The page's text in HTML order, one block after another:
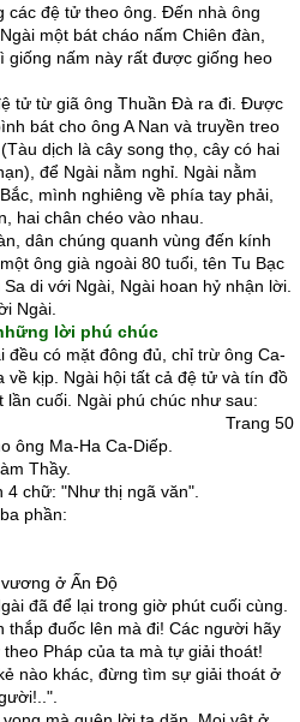
các đệ tử theo ông. Ðến nhà ông
một bát cháo nấm Chiên đàn,
nấm này rất được giống heo
tử từ giã ông Thuần Ðà ra đi. Ðược
bát cho ông A Nan và truyền treo
dịch là cây song thọ, cây có hai
để Ngài nằm nghỉ. Ngài nằm
mình nghiêng về phía tay phải,
hai chân chéo vào nhau.
dân chúng quanh vùng đến kính
ông già ngoài 80 tuổi, tên Tu Bạc
di với Ngài, Ngài hoan hỷ nhận lời.
Ngài.
lời phú chúc
đều có mặt đông đủ, chỉ trừ ông Ca-
về kịp. Ngài hội tất cả đệ tử và tín đồ
cuối. Ngài phú chúc như sau:
Trang 50
ông Ma-Ha Ca-Diếp.
Thầy.
chữ: "Như thị ngã văn".
phần:
ở Ấn Ðộ
đã để lại trong giờ phút cuối cùng.
đuốc lên mà đi! Các người hãy
Pháp của ta mà tự giải thoát!
nào khác, đừng tìm sự giải thoát ở